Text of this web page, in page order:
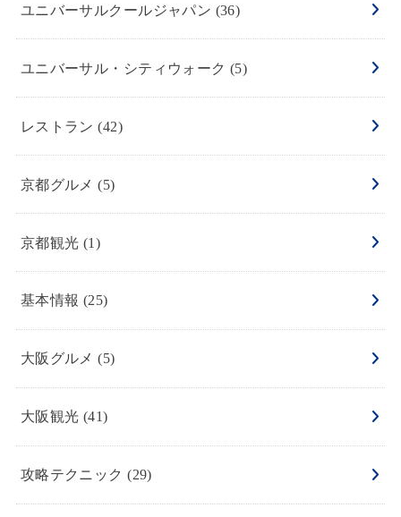
ユニバーサルクールジャパン (36)
ユニバーサル・シティウォーク(5)
レストラン(42)
京都グルメ(5)
京都観光 (1)
基本情報 (25)
大阪グルメ(5)
大阪観光 (41)
攻略テクニック(29)